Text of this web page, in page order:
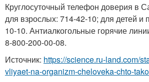
Круглосуточный телефон доверия в
для взрослых: 714-42-10; для детей и
10-10. Антиалкогольные горячие
8-800-200-00-08.
Источник: https://science.ru-land.com/
vliyaet-na-organizm-cheloveka-chto-